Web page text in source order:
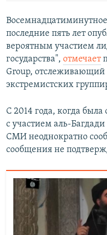
последние пять лет
вероятным участием
государства", отмечает
Group, отслеживающий
экстремистских
С 2014 года, когда
с участием аль-
СМИ неоднократно
сообщения не